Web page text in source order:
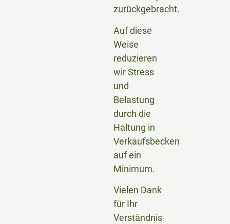
zurückgebracht.
Auf diese
Weise
reduzieren
wir Stress
und
Belastung
durch die
Haltung in
Verkaufsbecken
auf ein
Minimum.
Vielen Dank
für Ihr
Verständnis